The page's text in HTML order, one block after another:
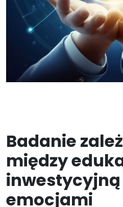
Badanie
między
inwestycyjną
emocjami